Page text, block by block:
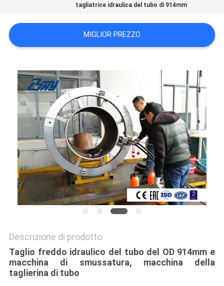
tagliatrice idraulica del tubo di 914mm
MIGLIOR PREZZO
Descrizione di prodotto
Taglio freddo idraulico del tubo del OD 914mm e
macchina di smussatura, macchina della
taglierina di tubo